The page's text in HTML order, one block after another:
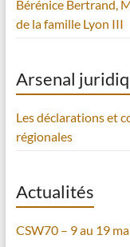
Bérénice Bertrand,
de la famille Lyon III
Arsenal
Les déclarations et
régionales
Actualités
CSW70 – 9 au 19